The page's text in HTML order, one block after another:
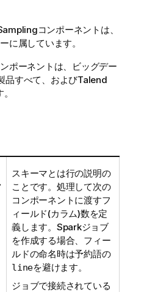
コンポーネントは、
に属しています。
ポーネントは、ビッグデー
品すべて、およびTalend
スキーマとは行の説明の
ことです。処理して次の
コンポーネントに渡すフ
ィールド(カラム)数を定
義します。Sparkジョブ
を作成する場合、フィー
ルドの命名時は予約語の
lineを避けます。
ジョブで接続されている